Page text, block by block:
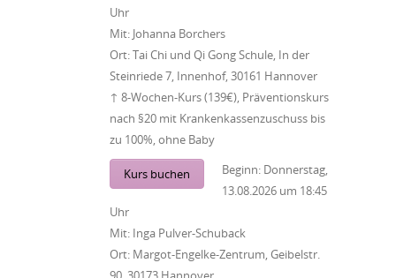
Uhr
Mit: Johanna Borchers
Ort:Tai Chi und Qi Gong Schule, In der
Steinriede 7, Innenhof, 30161 Hannover
↑ 8-Wochen-Kurs (139€), Präventionskurs
nach §20 mit Krankenkassenzuschuss bis
zu 100%, ohne Baby
Kurs buchen Beginn: Donnerstag,
13.08.2026 um 18:45
Uhr
Mit: Inga Pulver-Schuback
Ort: Margot-Engelke-Zentrum, Geibelstr.